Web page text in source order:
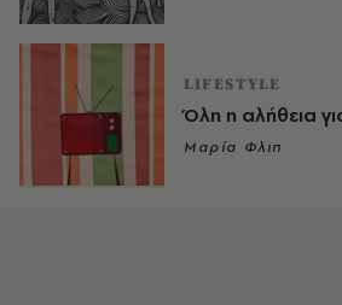
LIFESTYLE
Όλη η αλήθεια
Μαρία Φλιπ